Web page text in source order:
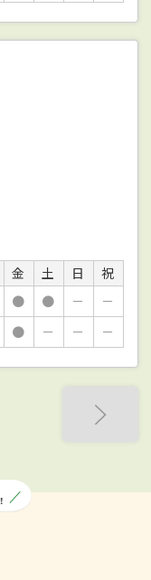
金 土 日
祝
● ● －
－
● － － －